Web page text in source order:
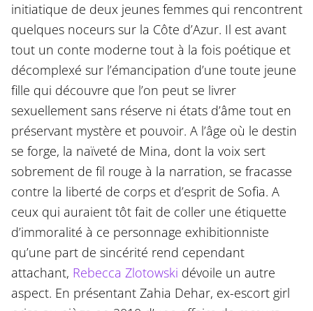
initiatique de deux jeunes femmes qui rencontrent
quelques noceurs sur la Côte d’Azur. Il est avant
tout un conte moderne tout à la fois poétique et
décomplexé sur l’émancipation d’une toute jeune
fille qui découvre que l’on peut se livrer
sexuellement sans réserve ni états d’âme tout en
préservant mystère et pouvoir. A l’âge où le destin
se forge, la naïveté de Mina, dont la voix sert
sobrement de fil rouge à la narration, se fracasse
contre la liberté de corps et d’esprit de Sofia. A
ceux qui auraient tôt fait de coller une étiquette
d’immoralité à ce personnage exhibitionniste
qu’une part de sincérité rend cependant
attachant, Rebecca Zlotowski dévoile un autre
aspect. En présentant Zahia Dehar, ex-escort girl